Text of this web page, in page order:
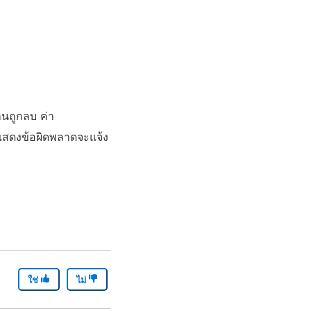
ถูกลบ ค่า
ดงข้อผิดพลาดจะแจ้ง
ใช่ ไม่